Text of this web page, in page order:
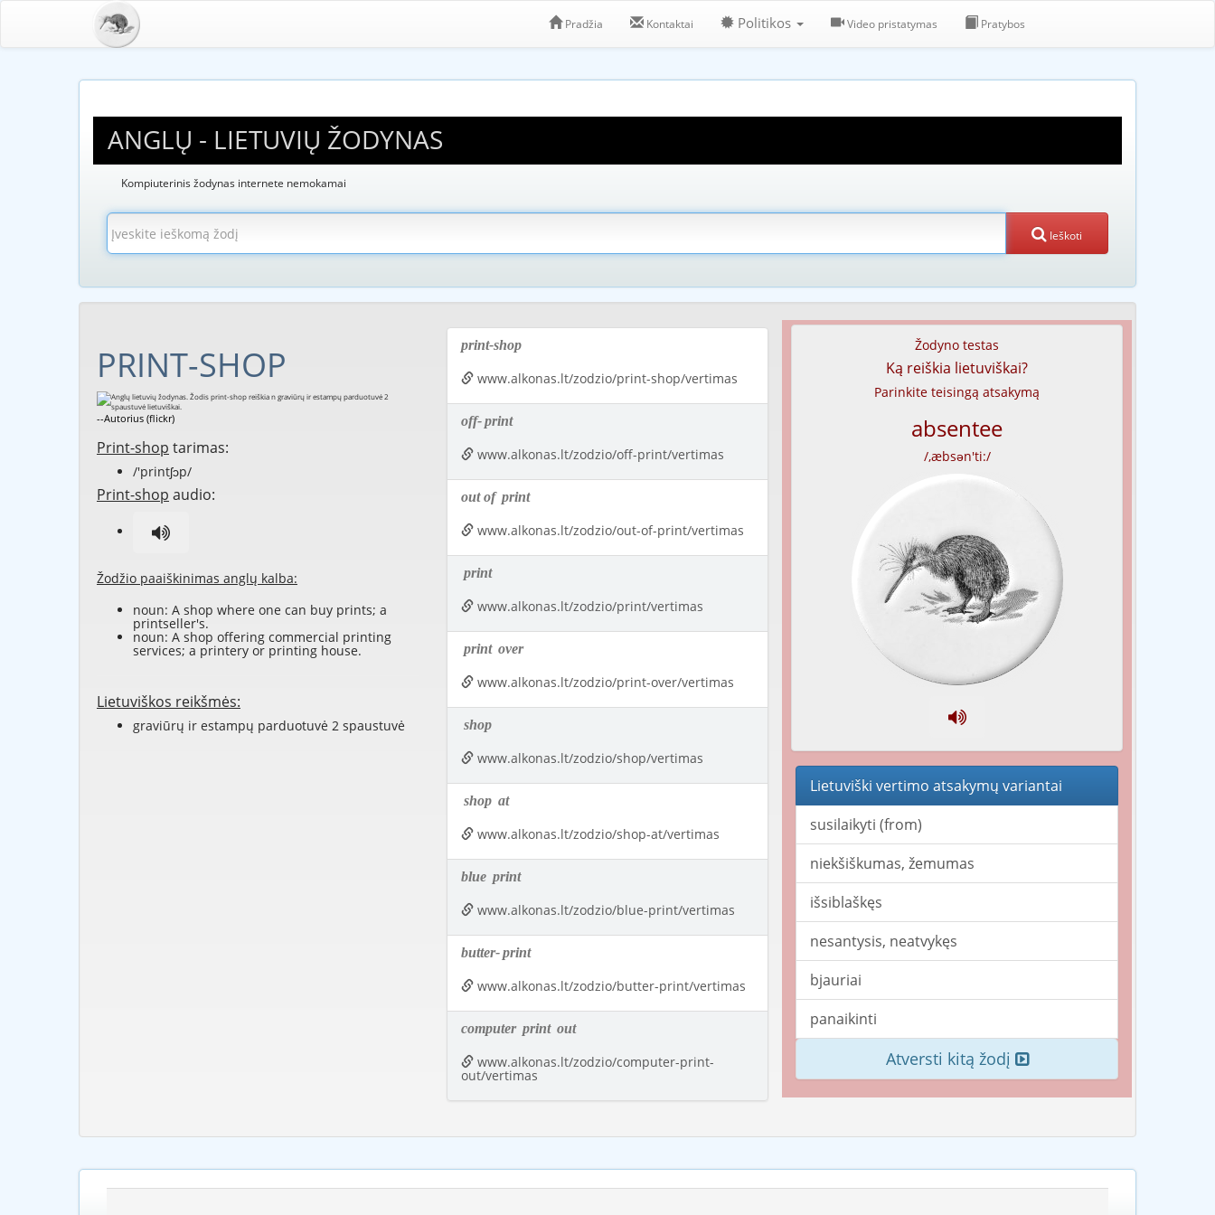
Pradžia Kontaktai Politikos Video pristatymas Pratybos
ANGLŲ - LIETUVIŲ ŽODYNAS
Kompiuterinis žodynas internete nemokamai
Ieškoti
PRINT-SHOP
--Autorius (flickr)
Print-shop tarimas:
/'printʃɔp/
Print-shop audio:
Žodžio paaiškinimas anglų kalba:
noun: A shop where one can buy prints; a
printseller's.
noun: A shop offering commercial printing
services; a printery or printing house.
Lietuviškos reikšmės:
graviūrų ir estampų parduotuvė 2 spaustuvė
print-shop
www.alkonas.lt/zodzio/print-shop/vertimas
off-print
www.alkonas.lt/zodzio/off-print/vertimas
out of print
www.alkonas.lt/zodzio/out-of-print/vertimas
print
www.alkonas.lt/zodzio/print/vertimas
print over
www.alkonas.lt/zodzio/print-over/vertimas
shop
www.alkonas.lt/zodzio/shop/vertimas
shop at
www.alkonas.lt/zodzio/shop-at/vertimas
blue print
www.alkonas.lt/zodzio/blue-print/vertimas
butter-print
www.alkonas.lt/zodzio/butter-print/vertimas
computer print out
www.alkonas.lt/zodzio/computer-print-
out/vertimas
Žodyno testas
Ką reiškia lietuviškai?
Parinkite teisingą atsakymą
absentee
/,æbsən'ti:/
Lietuviški vertimo atsakymų variantai
susilaikyti (from)
niekšiškumas, žemumas
išsiblaškęs
nesantysis, neatvykęs
bjauriai
panaikinti
Atversti kitą žodį